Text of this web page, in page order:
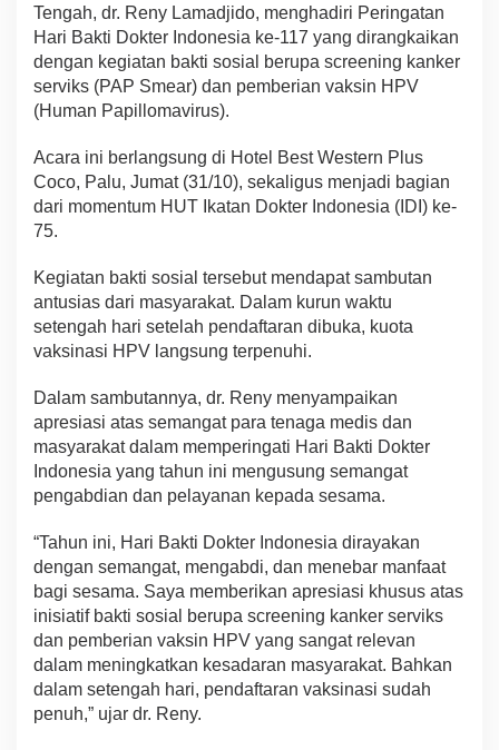
Tengah, dr. Reny Lamadjido, menghadiri Peringatan
Hari Bakti Dokter Indonesia ke-117 yang dirangkaikan
dengan kegiatan bakti sosial berupa screening kanker
serviks (PAP Smear) dan pemberian vaksin HPV
(Human Papillomavirus).
Acara ini berlangsung di Hotel Best Western Plus
Coco, Palu, Jumat (31/10), sekaligus menjadi bagian
dari momentum HUT Ikatan Dokter Indonesia (IDI) ke-
75.
Kegiatan bakti sosial tersebut mendapat sambutan
antusias dari masyarakat. Dalam kurun waktu
setengah hari setelah pendaftaran dibuka, kuota
vaksinasi HPV langsung terpenuhi.
Dalam sambutannya, dr. Reny menyampaikan
apresiasi atas semangat para tenaga medis dan
masyarakat dalam memperingati Hari Bakti Dokter
Indonesia yang tahun ini mengusung semangat
pengabdian dan pelayanan kepada sesama.
“Tahun ini, Hari Bakti Dokter Indonesia dirayakan
dengan semangat, mengabdi, dan menebar manfaat
bagi sesama. Saya memberikan apresiasi khusus atas
inisiatif bakti sosial berupa screening kanker serviks
dan pemberian vaksin HPV yang sangat relevan
dalam meningkatkan kesadaran masyarakat. Bahkan
dalam setengah hari, pendaftaran vaksinasi sudah
penuh,” ujar dr. Reny.